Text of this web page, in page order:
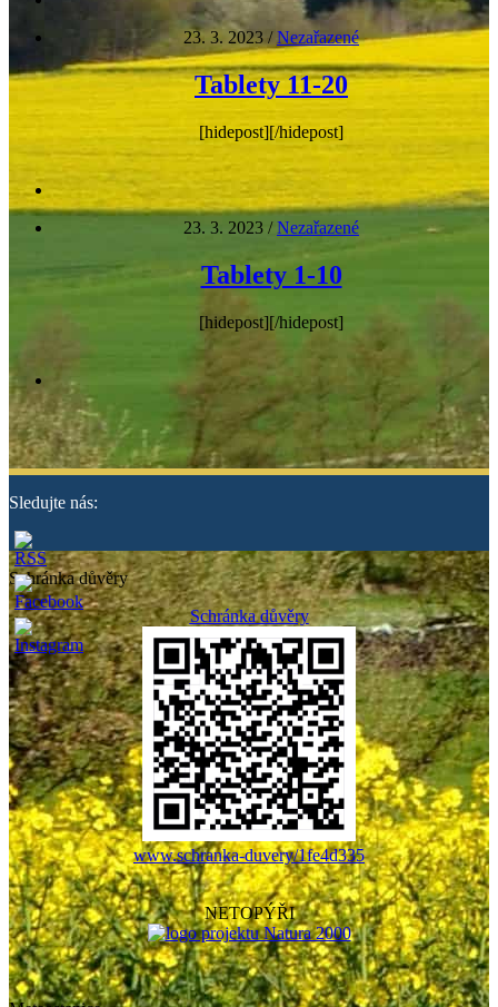
23. 3. 2023 /Nezařazené
Tablety 11-20
[hidepost][/hidepost]
23. 3. 2023 /Nezařazené
Tablety 1-10
[hidepost][/hidepost]
Sledujte nás:
Schránka důvěry
Schránka důvěry
www.schranka-duvery/1fe4d335
NETOPÝŘI